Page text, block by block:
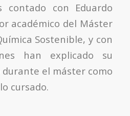
contado con Eduardo
académico del Máster
Sostenible, y con
han explicado su
el máster como
cursado.